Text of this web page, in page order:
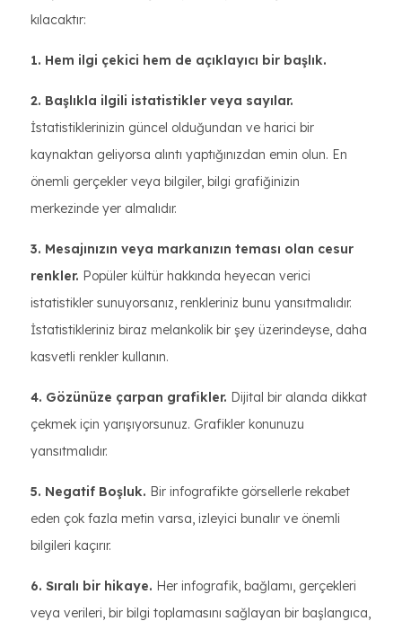
kılacaktır:
1. Hem ilgi çekici hem de açıklayıcı bir başlık.
2. Başlıkla ilgili istatistikler veya sayılar.
İstatistiklerinizin güncel olduğundan ve harici bir
kaynaktan geliyorsa alıntı yaptığınızdan emin olun. En
önemli gerçekler veya bilgiler, bilgi grafiğinizin
merkezinde yer almalıdır.
3. Mesajınızın veya markanızın teması olan cesur
renkler. Popüler kültür hakkında heyecan verici
istatistikler sunuyorsanız, renkleriniz bunu yansıtmalıdır.
İstatistikleriniz biraz melankolik bir şey üzerindeyse, daha
kasvetli renkler kullanın.
4. Gözünüze çarpan grafikler. Dijital bir alanda dikkat
çekmek için yarışıyorsunuz. Grafikler konunuzu
yansıtmalıdır.
5. Negatif Boşluk. Bir infografikte görsellerle rekabet
eden çok fazla metin varsa, izleyici bunalır ve önemli
bilgileri kaçırır.
6. Sıralı bir hikaye. Her infografik, bağlamı, gerçekleri
veya verileri, bir bilgi toplamasını sağlayan bir başlangıca,